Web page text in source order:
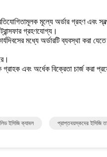
মূল্যে অর্ডার গ্রহণ এবং
গ্রহণযোগ্য।
কার্যদিবসের মধ্যে অর্ডারটি ব্যবস্থা
এবং অর্ধেক বিক্রেতা চার্জ করা
ইসিজি ক্যাবল প্রাপ্তবয়স্কদের ইসিজি